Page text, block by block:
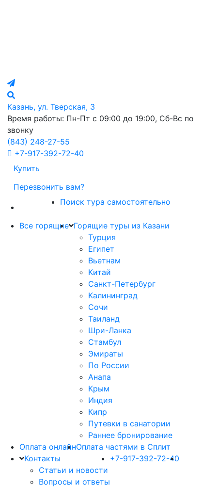
Казань, ул. Тверская, 3
Время работы: Пн-Пт с 09:00 до 19:00, Сб-Вс по
звонку
(843) 248-27-55
+7-917-392-72-40
Купить
Перезвонить вам?
Поиск тура самостоятельно
Все горящие Горящие туры из Казани
Турция
Египет
Вьетнам
Китай
Санкт-Петербург
Калининград
Сочи
Таиланд
Шри-Ланка
Стамбул
Эмираты
По России
Анапа
Крым
Индия
Кипр
Путевки в санатории
Раннее бронирование
Оплата онлайнОплата частями в Сплит
Контакты
Статьи и новости
Вопросы и ответы
+7-917-392-72-40